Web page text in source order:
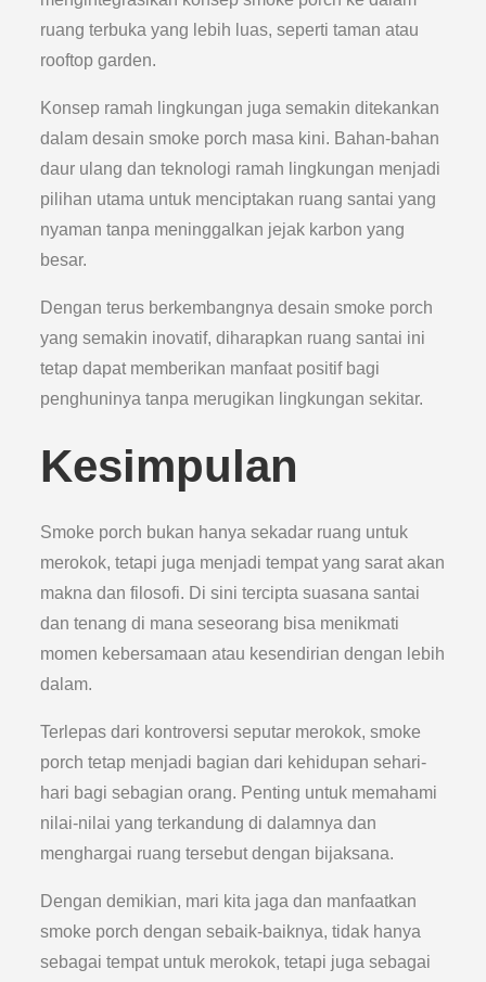
ruang terbuka yang lebih luas, seperti taman atau
rooftop garden.
Konsep ramah lingkungan juga semakin ditekankan
dalam desain smoke porch masa kini. Bahan-bahan
daur ulang dan teknologi ramah lingkungan menjadi
pilihan utama untuk menciptakan ruang santai yang
nyaman tanpa meninggalkan jejak karbon yang
besar.
Dengan terus berkembangnya desain smoke porch
yang semakin inovatif, diharapkan ruang santai ini
tetap dapat memberikan manfaat positif bagi
penghuninya tanpa merugikan lingkungan sekitar.
Kesimpulan
Smoke porch bukan hanya sekadar ruang untuk
merokok, tetapi juga menjadi tempat yang sarat akan
makna dan filosofi. Di sini tercipta suasana santai
dan tenang di mana seseorang bisa menikmati
momen kebersamaan atau kesendirian dengan lebih
dalam.
Terlepas dari kontroversi seputar merokok, smoke
porch tetap menjadi bagian dari kehidupan sehari-
hari bagi sebagian orang. Penting untuk memahami
nilai-nilai yang terkandung di dalamnya dan
menghargai ruang tersebut dengan bijaksana.
Dengan demikian, mari kita jaga dan manfaatkan
smoke porch dengan sebaik-baiknya, tidak hanya
sebagai tempat untuk merokok, tetapi juga sebagai